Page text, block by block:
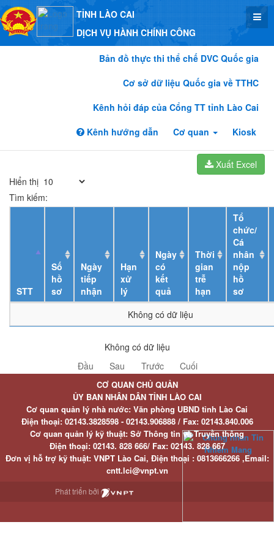
TỈNH LÀO CAI
DỊCH VỤ HÀNH CHÍNH CÔNG
Bản đồ thực thi thể chế DVC Quốc gia
Cơ sở dữ liệu Quốc gia về TTHC
Kênh hỏi đáp của Cổng TT tỉnh Lào Cai
Kênh hướng dẫn
Cơ quan Kiosk
Xuất Excel
Hiển thị
Tìm kiếm:
STT
Số
hồ
sơ
Ngày
tiếp
nhận
Hạn
xử
lý
Ngày
có
kết
quả
Thời
gian
trễ
hạn
Tổ
chức/
Cá
nhân
nộp
hồ
sơ
Không có dữ liệu
Không có dữ liệu
Đầu
Sau Trước Cuối
CƠ QUAN CHỦ QUẢN
ỦY BAN NHÂN DÂN TỈNH LÀO CAI
Cơ quan quản lý nhà nước: Văn phòng UBND tỉnh Lào Cai
Điện thoại:02143.3828598 - 02143.906888 / Fax:02143.840.006
Cơ quan quản lý kỹ thuật: Sở Thông tin và Truyền thông
Điện thoại:02143. 828 666/ Fax:02143. 828 667
Đơn vị hỗ trợ kỹ thuật: VNPT Lào Cai, Điện thoại : 0813666266 ,Email:
cntt.lci@vnpt.vn
Phát triển bởi